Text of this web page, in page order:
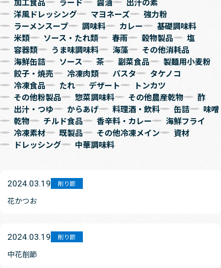
洋風ドレッシング
マヨネーズ
強力粉
ラーメンスープ
調味料 カレー
基礎調味料
米類
ソース・たれ類 春雨 穀物製品
塩
容器類
うま味調味料 海藻
その他消耗品
海鮮缶詰
ソース 茶 副菜食品
製麺用小麦粉
餃子・焼売
冷凍肉類 パスタ
タケノコ
冷凍食品
たれ デザート
トンカツ
その他粉製品
惣菜調味料 その他農産乾物
酢
出汁・つゆ
からあげ 料理酒・飲料 缶詰
味噌
乾物
チルド食品 香辛料・カレー
海鮮フライ
冷凍素材
既製品 その他冷凍メイン
資材
ドレッシング
中華調味料
2024.03.19 削り節
花かつお
2024.03.19 削り節
中花削節